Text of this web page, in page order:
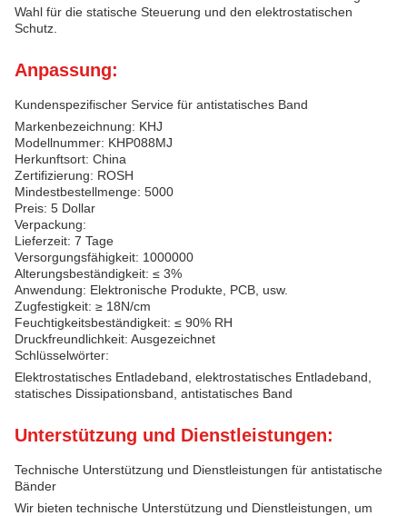
Wahl für die statische Steuerung und den elektrostatischen
Schutz.
Anpassung:
Kundenspezifischer Service für antistatisches Band
Markenbezeichnung: KHJ
Modellnummer: KHP088MJ
Herkunftsort: China
Zertifizierung: ROSH
Mindestbestellmenge: 5000
Preis: 5 Dollar
Verpackung:
Lieferzeit: 7 Tage
Versorgungsfähigkeit: 1000000
Alterungsbeständigkeit: ≤ 3%
Anwendung: Elektronische Produkte, PCB, usw.
Zugfestigkeit: ≥ 18N/cm
Feuchtigkeitsbeständigkeit: ≤ 90% RH
Druckfreundlichkeit: Ausgezeichnet
Schlüsselwörter:
Elektrostatisches Entladeband, elektrostatisches Entladeband,
statisches Dissipationsband, antistatisches Band
Unterstützung und Dienstleistungen:
Technische Unterstützung und Dienstleistungen für antistatische
Bänder
Wir bieten technische Unterstützung und Dienstleistungen, um